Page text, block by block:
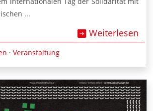
...
Weiterlesen
· Veranstaltung